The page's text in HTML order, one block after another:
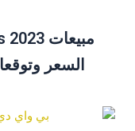
السعر وتوقعات